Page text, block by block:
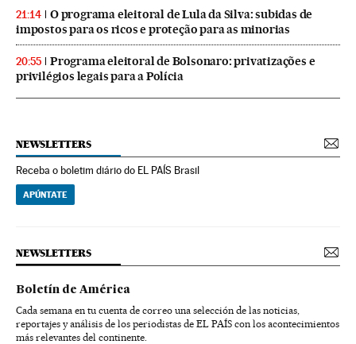
21:14
O programa eleitoral de Lula da Silva: subidas de
impostos para os ricos e proteção para as minorias
20:55
Programa eleitoral de Bolsonaro: privatizações e
privilégios legais para a Polícia
NEWSLETTERS
Receba o boletim diário do EL PAÍS Brasil
APÚNTATE
NEWSLETTERS
Boletín de América
Cada semana en tu cuenta de correo una selección de las noticias,
reportajes y análisis de los periodistas de EL PAÍS con los acontecimientos
más relevantes del continente.